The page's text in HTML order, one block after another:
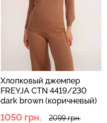
Хлопковый джемпер
FREYJA CTN 4419/230
dark brown (коричневый)
1050 грн. 2099 грн.